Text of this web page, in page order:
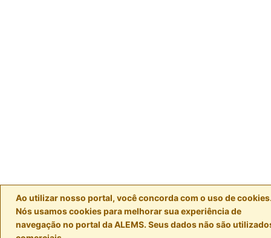
Ao utilizar nosso portal, você concorda com o uso de
Nós usamos cookies para melhorar sua experiência de
navegação no portal da ALEMS. Seus dados não são